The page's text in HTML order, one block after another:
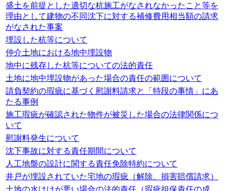
盛土を前提とした適切な杭施工がなされなかったこと等を
理由として建物の不同沈下に対する補修費用相当額の請求
がなされた事案
埋設した杭等について
仲介土地における地中埋設物
地中に残存した杭等についての法的責任
土地に地中埋設物があった場合の責任の範囲について
請負契約の瑕疵に基づく慰謝料請求と「特段の事情」にあ
たる事例
施工瑕疵が確認された物件が被災した場合の法律関係につ
いて
慰謝料発生について
沈下事故に対する責任期間について
人工地盤の設計に関する責任免除特約について
井戸が埋設されていた宅地の瑕疵（解除、損害賠償請求）
土地の水はけが悪い場合の法的責任（瑕疵担保責任の成